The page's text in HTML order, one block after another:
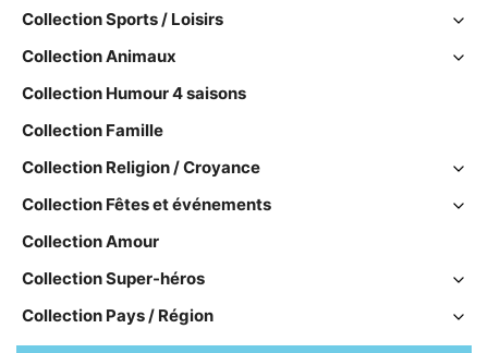
Collection Sports / Loisirs
Collection Animaux
Collection Humour 4 saisons
Collection Famille
Collection Religion / Croyance
Collection Fêtes et événements
Collection Amour
Collection Super-héros
Collection Pays / Région